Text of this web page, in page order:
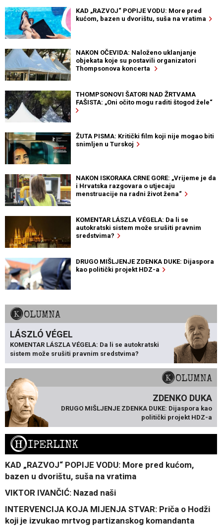
KAD „RAZVOJ“ POPIJE VODU: More pred
kućom, bazen u dvorištu, suša na vratima
NAKON OČEVIDA: Naloženo uklanjanje
objekata koje su postavili organizatori
Thompsonova koncerta
THOMPSONOVI ŠATORI NAD ŽRTVAMA
FAŠISTA: „Oni očito mogu raditi štogod žele“
ŽUTA PISMA: Kritički film koji nije mogao biti
snimljen u Turskoj
NAKON ISKORAKA CRNE GORE: „Vrijeme je da
i Hrvatska razgovara o utjecaju
menstruacije na radni život žena“
KOMENTAR LÁSZLA VÉGELA: Da li se
autokratski sistem može srušiti pravnim
sredstvima?
DRUGO MIŠLJENJE ZDENKA DUKE: Dijaspora
kao politički projekt HDZ-a
KOLUMNA
LÁSZLÓ VÉGEL
KOMENTAR LÁSZLA VÉGELA: Da li se autokratski
sistem može srušiti pravnim sredstvima?
KOLUMNA
ZDENKO DUKA
DRUGO MIŠLJENJE ZDENKA DUKE: Dijaspora kao
politički projekt HDZ-a
HIPERLINK
KAD „RAZVOJ“ POPIJE VODU: More pred kućom,
bazen u dvorištu, suša na vratima
VIKTOR IVANČIĆ: Nazad naši
INTERVENCIJA KOJA MIJENJA STVAR: Priča o Hodži
koji je izvukao mrtvog partizanskog komandanta